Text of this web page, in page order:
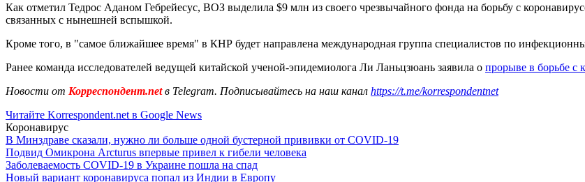
Как отметил Тедрос Аданом Гебрейесус, ВОЗ выделила $9 млн из своего чрезвычайного фонда на борьбу с
связанных с нынешней вспышкой.
Кроме того, в "самое ближайшее время" в КНР будет направлена международная группа специалистов по
Ранее команда исследователей ведущей китайской ученой-эпидемиолога Ли Ланьцзюань заявила о прорыве в борьбе с
Новости от Корреспондент.netв Telegram. Подписывайтесь на наш канал https://t.me/korrespondentnet
Читайте Korrespondent.net в Google News
Коронавирус
В Минздраве сказали, нужно ли больше одной бустерной прививки от COVID-19
Подвид Омикрона Arcturus впервые привел к гибели человека
Заболеваемость COVID-19 в Украине пошла на спад
Новый вариант коронавируса попал из Индии в Европу